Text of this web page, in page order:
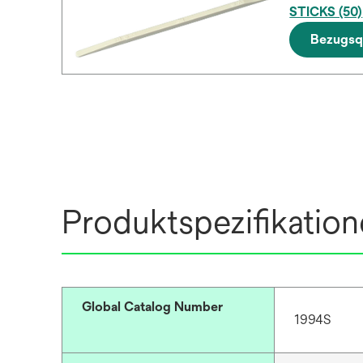
STICKS (50)
Global Catalog Number
1994S